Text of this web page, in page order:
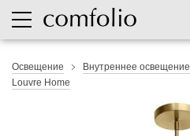
Освещение Внутреннее освещение
Louvre Home